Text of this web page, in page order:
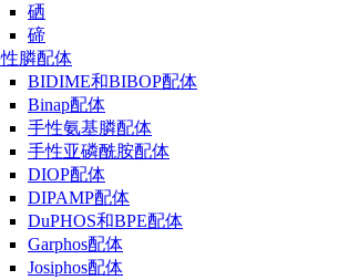
硒
碲
膦配体
BIDIME和BIBOP配体
Binap配体
手性氨基膦配体
手性亚磷酰胺配体
DIOP配体
DIPAMP配体
DuPHOS和BPE配体
Garphos配体
Josiphos配体